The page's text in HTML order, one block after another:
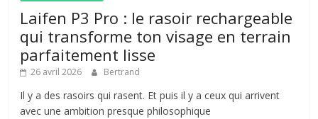
Laifen P3 Pro : le rasoir rechargeable
qui transforme ton visage en terrain
parfaitement lisse
26 avril 2026 Bertrand
Il y a des rasoirs qui rasent. Et puis il y a ceux qui arrivent
avec une ambition presque philosophique